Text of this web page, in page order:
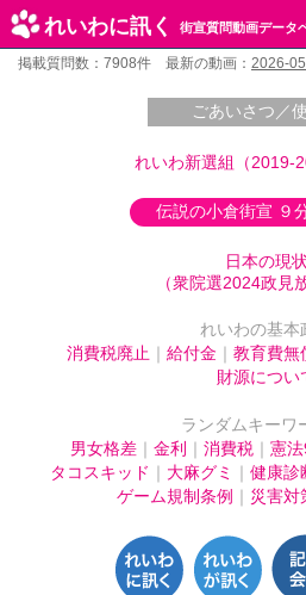
れいわに訊く 街宣質問動画データ
掲載質問数：7908件 最新の動画： 2026-
ごあいさつ／
れいわ新選組（2019-
伝説の小倉街宣 ９
日本の現状
（衆院選2024政見
れいわの基本
消費税廃止
給付金 教育費無
財源につい
ランダムキーワ
男女格差
金利 消費税 憲
タコスキッド
大麻グミ 健康診
ゲーム規制条例
災害対